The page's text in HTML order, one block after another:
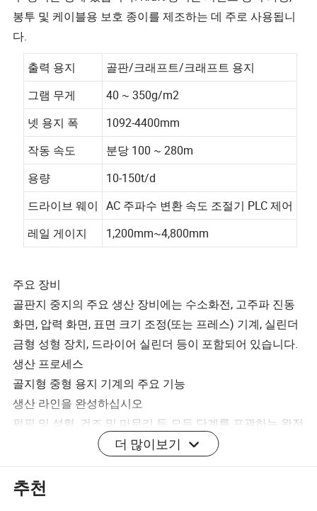
봉투 및 케이블용 보호 종이를 제조하는 데 주로 사용됩니
다.
출력 용지
골판/크래프트/크래프트 용지
그램 무게
40 ~ 350g/m2
넷 용지 폭
1092-4400mm
작동 속도
분당 100 ~ 280m
용량
10-150t/d
드라이브 웨이 AC 주파수 변환 속도 조절기 PLC 제어
레일 게이지
1,200mm~4,800mm
주요 장비
골판지 중지의 주요 생산 장비에는 수소화전, 고주파 진동
화면, 압력 화면, 표면 크기 조정(또는 프레스) 기계, 실린더
금형 성형 장치, 드라이어 실린더 등이 포함되어 있습니다.
생산 프로세스
골지형 중형 용지 기계의 주요 기능
생산 라인을 완성하십시오
펄핑 및 성형, 건조 및 마무리 등 모든 단계를 포괄하는 완전
통합형 시스템으로 원활하고 효율적인 작업이 가능합니다.
다양한 원재료와 호환되는 펄핑 시스템
펄핑 라인은 원목펄프 및 재활용 섬유를 포함한 다양한 입
더 많이보기
추천